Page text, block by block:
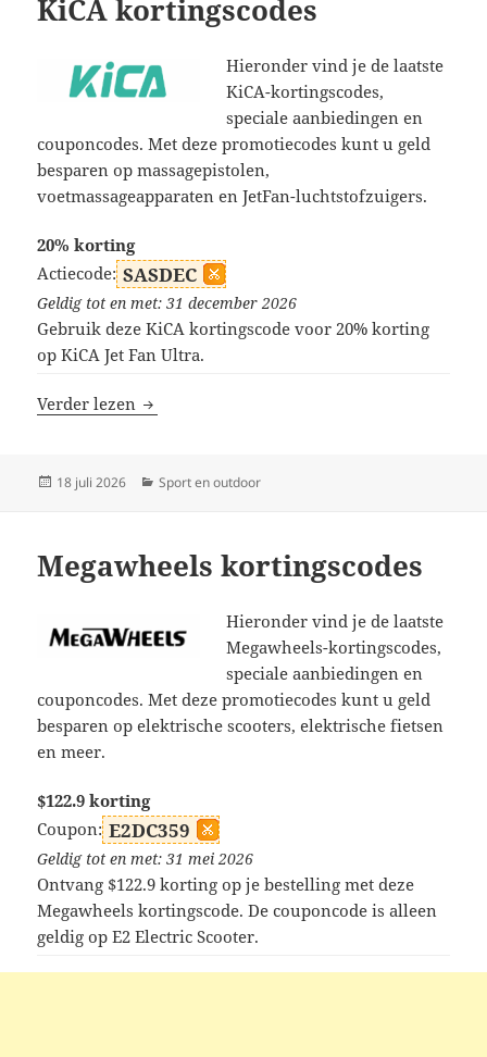
KiCA kortingscodes
Hieronder vind je de laatste
KiCA-kortingscodes,
speciale aanbiedingen en
couponcodes. Met deze promotiecodes kunt u geld
besparen op massagepistolen,
voetmassageapparaten en JetFan-luchtstofzuigers.
20% korting
Actiecode: SASDEC
Geldig tot en met: 31 december 2026
Gebruik deze KiCA kortingscode voor 20% korting
op KiCA Jet Fan Ultra.
Verder lezen KiCA kortingscodes
Geplaatst
18 juli 2026 Categorieën
Sport en outdoor
Megawheels kortingscodes
Hieronder vind je de laatste
Megawheels-kortingscodes,
speciale aanbiedingen en
couponcodes. Met deze promotiecodes kunt u geld
besparen op elektrische scooters, elektrische fietsen
en meer.
$122.9 korting
Coupon: E2DC359
Geldig tot en met: 31 mei 2026
Ontvang $122.9 korting op je bestelling met deze
Megawheels kortingscode. De couponcode is alleen
geldig op E2 Electric Scooter.